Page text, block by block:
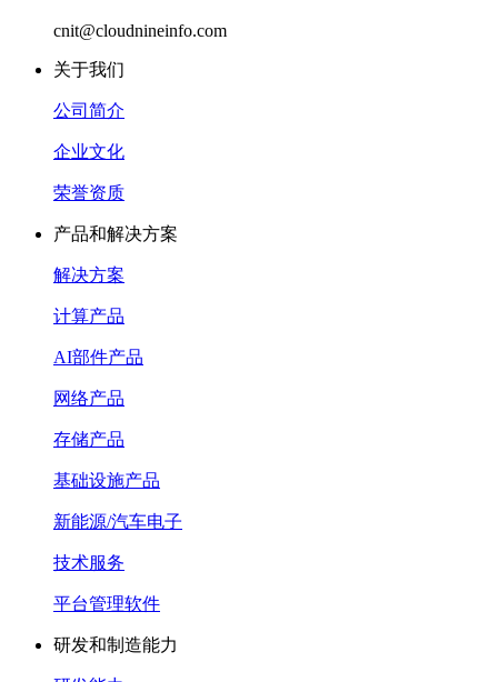
cnit@cloudnineinfo.com
关于我们
公司简介
企业文化
荣誉资质
产品和解决方案
解决方案
计算产品
AI部件产品
网络产品
存储产品
基础设施产品
新能源/汽车电子
技术服务
平台管理软件
研发和制造能力